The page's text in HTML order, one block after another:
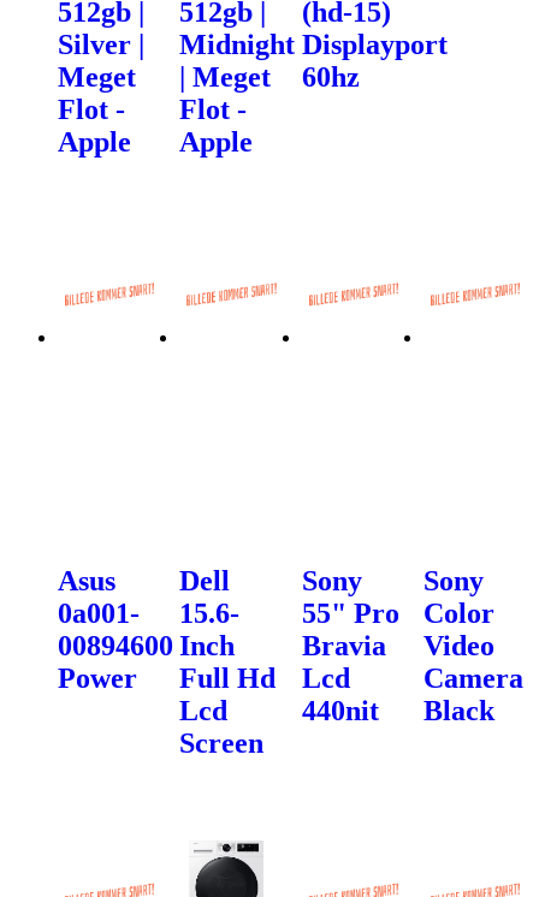
512gb |
Silver |
Meget
Flot -
Apple
512gb |
Midnight
| Meget
Flot -
Apple
(hd-15)
Displayport
60hz
Asus
0a001-
00894600
Power
Dell
15.6-
Inch
Full Hd
Lcd
Screen
Sony
55" Pro
Bravia
Lcd
440nit
Sony
Color
Video
Camera
Black